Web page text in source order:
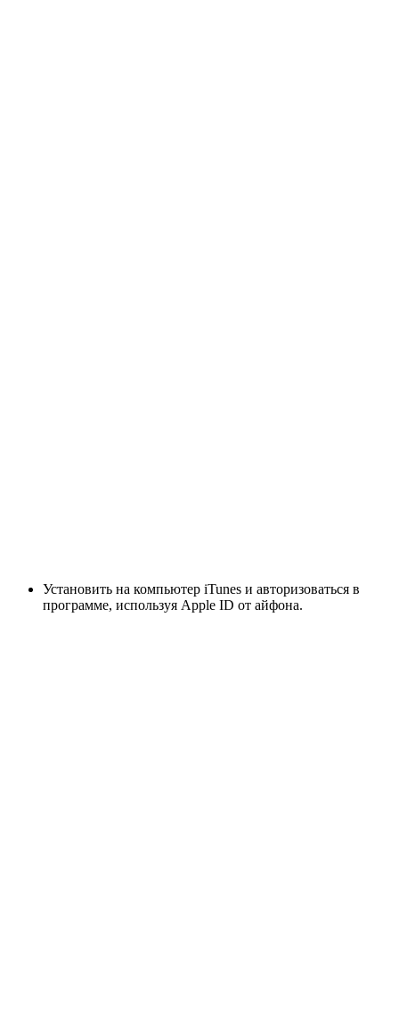
Установить на компьютер iTunes и авторизоваться в
программе, используя Apple ID от айфона.